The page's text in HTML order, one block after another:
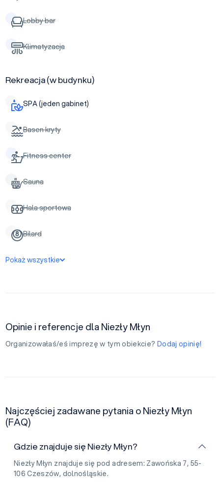
Lobby bar
Klimatyzacja
Rekreacja (w budynku)
SPA (jeden gabinet)
Basen kryty
Fitness center
Sauna
Hala sportowa
Bilard
Pokaż wszystkie
Opinie i referencje dla Niezły Młyn
Organizowałaś/eś imprezę w tym obiekcie? Dodaj opinię!
Najczęściej zadawane pytania o Niezły Młyn
(FAQ)
Gdzie znajduje się Niezły Młyn?
Niezły Młyn znajduje się pod adresem: Zawońska 7, 55-
106 Czeszów, dolnośląskie.